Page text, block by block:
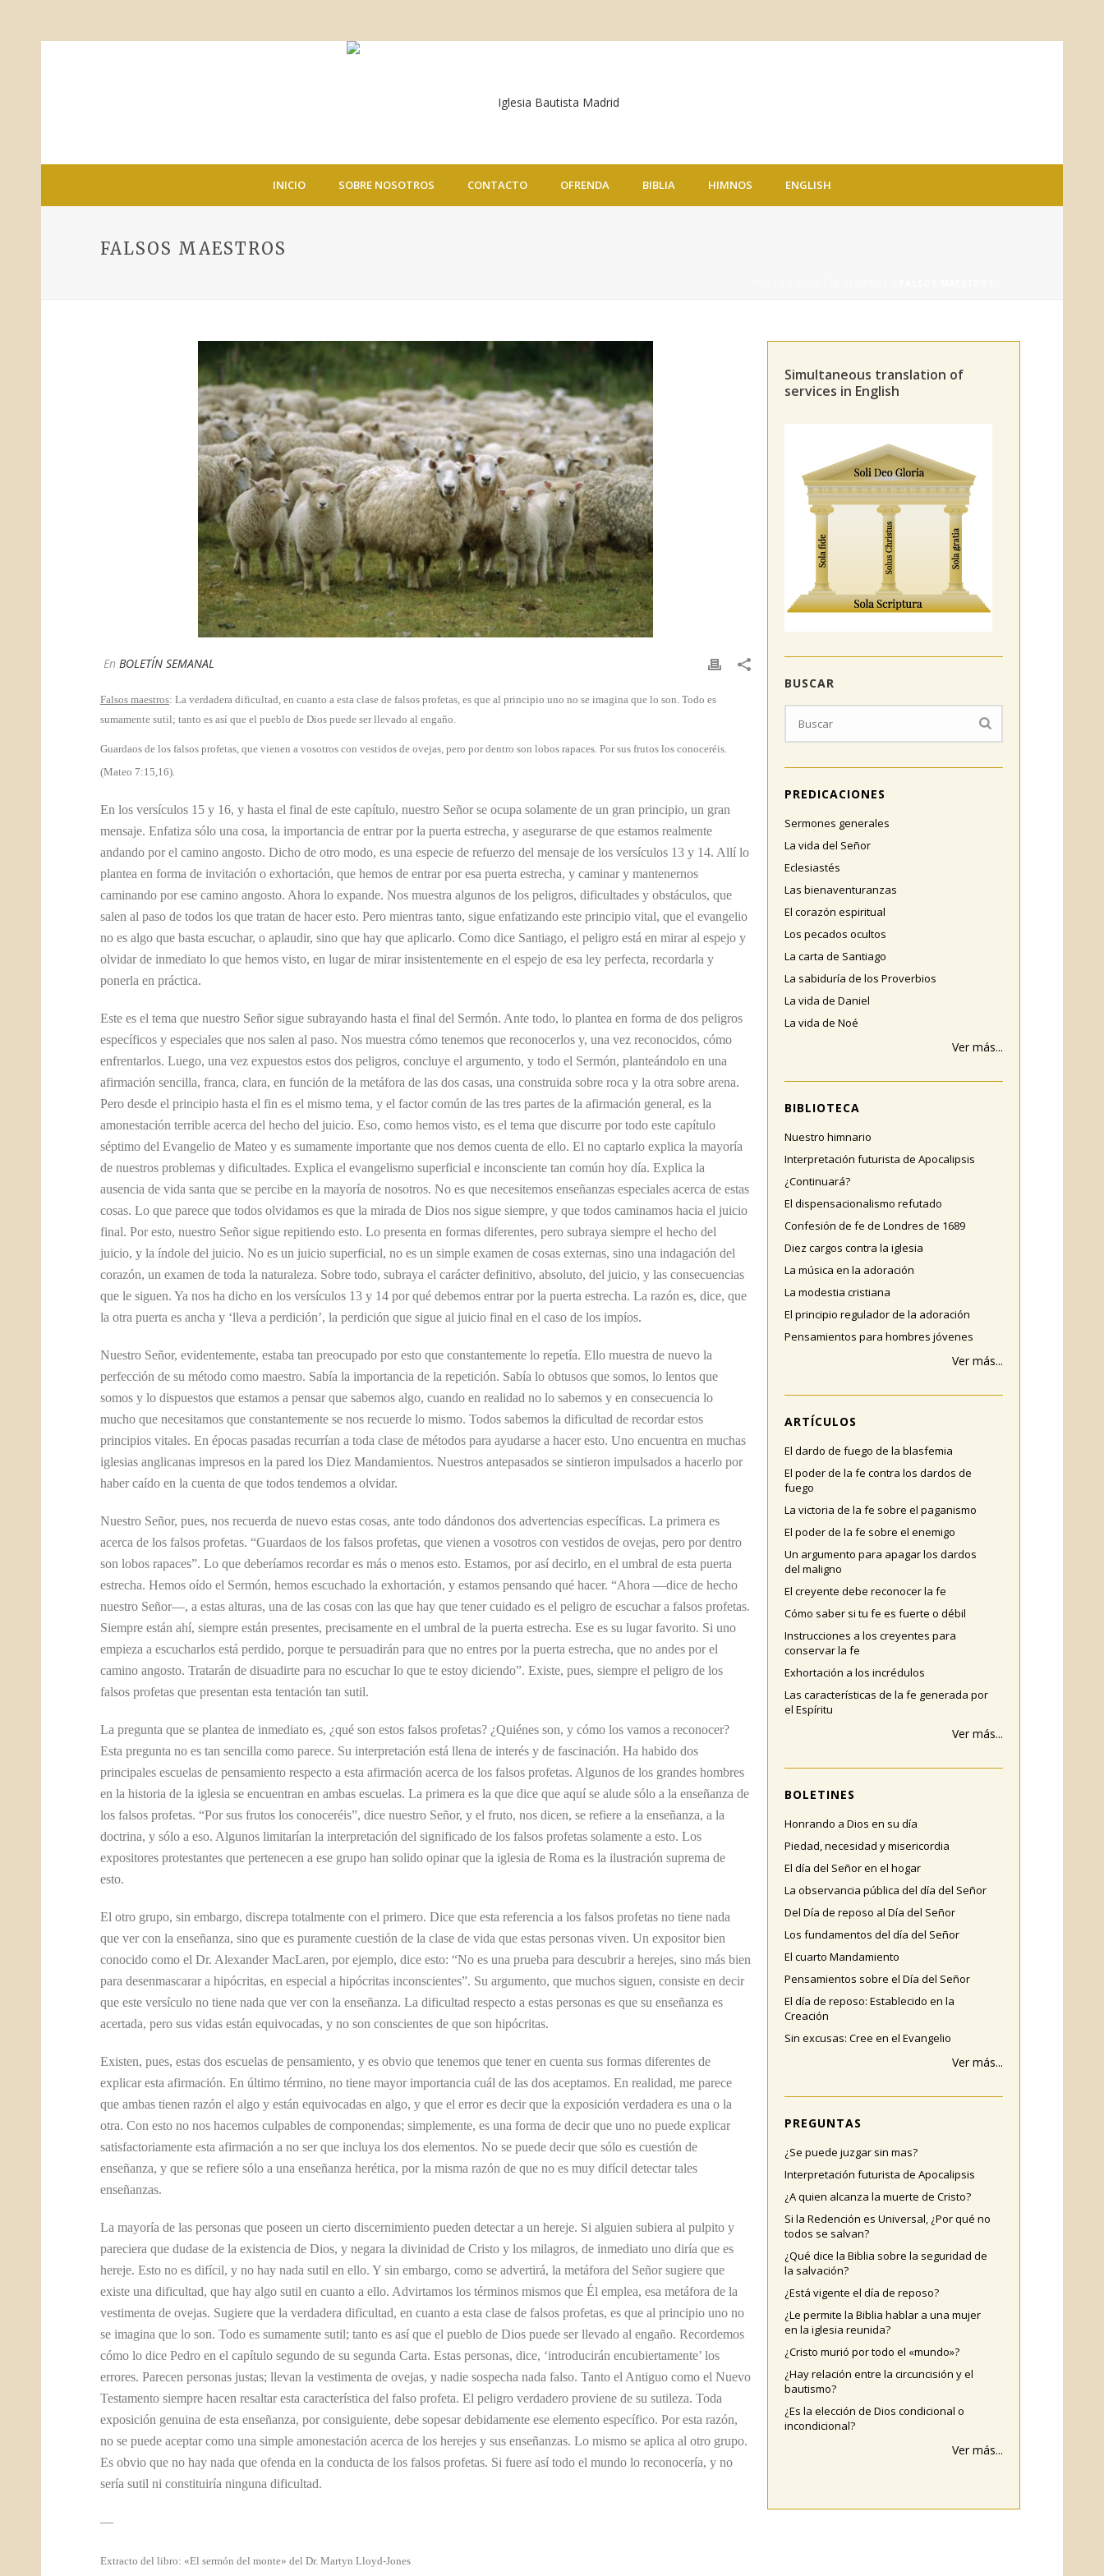
INICIO SOBRE NOSOTROS CONTACTO OFRENDA BIBLIA HIMNOS ENGLISH
FALSOS MAESTROS
En BOLETÍN SEMANAL
​Falsos maestros: La verdadera dificultad, en cuanto a esta clase de falsos profetas, es que al principio uno no se imagina que lo son. Todo es
sumamente sutil; tanto es así que el pueblo de Dios puede ser llevado al engaño.
​Guardaos de los falsos profetas, que vienen a vosotros con vestidos de ovejas, pero por dentro son lobos rapaces. Por sus frutos los conoceréis.
(Mateo 7:15,16).
En los versículos 15 y 16, y hasta el final de este capítulo, nuestro Señor se ocupa solamente de un gran principio, un gran
mensaje. Enfatiza sólo una cosa, la importancia de entrar por la puerta estrecha, y asegurarse de que estamos realmente
andando por el camino angosto. Dicho de otro modo, es una especie de refuerzo del mensaje de los versículos 13 y 14. Allí lo
plantea en forma de invitación o exhortación, que hemos de entrar por esa puerta estrecha, y caminar y mantenernos
caminando por ese camino angosto. Ahora lo expande. Nos muestra algunos de los peligros, dificultades y obstáculos, que
salen al paso de todos los que tratan de hacer esto. Pero mientras tanto, sigue enfatizando este principio vital, que el evangelio
no es algo que basta escuchar, o aplaudir, sino que hay que aplicarlo. Como dice Santiago, el peligro está en mirar al espejo y
olvidar de inmediato lo que hemos visto, en lugar de mirar insistentemente en el espejo de esa ley perfecta, recordarla y
ponerla en práctica.
Este es el tema que nuestro Señor sigue subrayando hasta el final del Sermón. Ante todo, lo plantea en forma de dos peligros
específicos y especiales que nos salen al paso. Nos muestra cómo tenemos que reconocerlos y, una vez reconocidos, cómo
enfrentarlos. Luego, una vez expuestos estos dos peligros, concluye el argumento, y todo el Sermón, planteándolo en una
afirmación sencilla, franca, clara, en función de la metáfora de las dos casas, una construida sobre roca y la otra sobre arena.
Pero desde el principio hasta el fin es el mismo tema, y el factor común de las tres partes de la afirmación general, es la
amonestación terrible acerca del hecho del juicio. Eso, como hemos visto, es el tema que discurre por todo este capítulo
séptimo del Evangelio de Mateo y es sumamente importante que nos demos cuenta de ello. El no captarlo explica la mayoría
de nuestros problemas y dificultades. Explica el evangelismo superficial e inconsciente tan común hoy día. Explica la
ausencia de vida santa que se percibe en la mayoría de nosotros. No es que necesitemos enseñanzas especiales acerca de estas
cosas. Lo que parece que todos olvidamos es que la mirada de Dios nos sigue siempre, y que todos caminamos hacia el juicio
final. Por esto, nuestro Señor sigue repitiendo esto. Lo presenta en formas diferentes, pero subraya siempre el hecho del
juicio, y la índole del juicio. No es un juicio superficial, no es un simple examen de cosas externas, sino una indagación del
corazón, un examen de toda la naturaleza. Sobre todo, subraya el carácter definitivo, absoluto, del juicio, y las consecuencias
que le siguen. Ya nos ha dicho en los versículos 13 y 14 por qué debemos entrar por la puerta estrecha. La razón es, dice, que
la otra puerta es ancha y ‘lleva a perdición’, la perdición que sigue al juicio final en el caso de los impíos.
Nuestro Señor, evidentemente, estaba tan preocupado por esto que constantemente lo repetía. Ello muestra de nuevo la
perfección de su método como maestro. Sabía la importancia de la repetición. Sabía lo obtusos que somos, lo lentos que
somos y lo dispuestos que estamos a pensar que sabemos algo, cuando en realidad no lo sabemos y en consecuencia lo
mucho que necesitamos que constantemente se nos recuerde lo mismo. Todos sabemos la dificultad de recordar estos
principios vitales. En épocas pasadas recurrían a toda clase de métodos para ayudarse a hacer esto. Uno encuentra en muchas
iglesias anglicanas impresos en la pared los Diez Mandamientos. Nuestros antepasados se sintieron impulsados a hacerlo por
haber caído en la cuenta de que todos tendemos a olvidar.
Nuestro Señor, pues, nos recuerda de nuevo estas cosas, ante todo dándonos dos advertencias específicas. La primera es
acerca de los falsos profetas. “Guardaos de los falsos profetas, que vienen a vosotros con vestidos de ovejas, pero por dentro
son lobos rapaces”. Lo que deberíamos recordar es más o menos esto. Estamos, por así decirlo, en el umbral de esta puerta
estrecha. Hemos oído el Sermón, hemos escuchado la exhortación, y estamos pensando qué hacer. “Ahora —dice de hecho
nuestro Señor—, a estas alturas, una de las cosas con las que hay que tener cuidado es el peligro de escuchar a falsos profetas.
Siempre están ahí, siempre están presentes, precisamente en el umbral de la puerta estrecha. Ese es su lugar favorito. Si uno
empieza a escucharlos está perdido, porque te persuadirán para que no entres por la puerta estrecha, que no andes por el
camino angosto. Tratarán de disuadirte para no escuchar lo que te estoy diciendo”. Existe, pues, siempre el peligro de los
falsos profetas que presentan esta tentación tan sutil.
La pregunta que se plantea de inmediato es, ¿qué son estos falsos profetas? ¿Quiénes son, y cómo los vamos a reconocer?
Esta pregunta no es tan sencilla como parece. Su interpretación está llena de interés y de fascinación. Ha habido dos
principales escuelas de pensamiento respecto a esta afirmación acerca de los falsos profetas. Algunos de los grandes hombres
en la historia de la iglesia se encuentran en ambas escuelas. La primera es la que dice que aquí se alude sólo a la enseñanza de
los falsos profetas. “Por sus frutos los conoceréis”, dice nuestro Señor, y el fruto, nos dicen, se refiere a la enseñanza, a la
doctrina, y sólo a eso. Algunos limitarían la interpretación del significado de los falsos profetas solamente a esto. Los
expositores protestantes que pertenecen a ese grupo han solido opinar que la iglesia de Roma es la ilustración suprema de
esto.
El otro grupo, sin embargo, discrepa totalmente con el primero. Dice que esta referencia a los falsos profetas no tiene nada
que ver con la enseñanza, sino que es puramente cuestión de la clase de vida que estas personas viven. Un expositor bien
conocido como el Dr. Alexander MacLaren, por ejemplo, dice esto: “No es una prueba para descubrir a herejes, sino más bien
para desenmascarar a hipócritas, en especial a hipócritas inconscientes”. Su argumento, que muchos siguen, consiste en decir
que este versículo no tiene nada que ver con la enseñanza. La dificultad respecto a estas personas es que su enseñanza es
acertada, pero sus vidas están equivocadas, y no son conscientes de que son hipócritas.
Existen, pues, estas dos escuelas de pensamiento, y es obvio que tenemos que tener en cuenta sus formas diferentes de
explicar esta afirmación. En último término, no tiene mayor importancia cuál de las dos aceptamos. En realidad, me parece
que ambas tienen razón el algo y están equivocadas en algo, y que el error es decir que la exposición verdadera es una o la
otra. Con esto no nos hacemos culpables de componendas; simplemente, es una forma de decir que uno no puede explicar
satisfactoriamente esta afirmación a no ser que incluya los dos elementos. No se puede decir que sólo es cuestión de
enseñanza, y que se refiere sólo a una enseñanza herética, por la misma razón de que no es muy difícil detectar tales
enseñanzas.
La mayoría de las personas que poseen un cierto discernimiento pueden detectar a un hereje. Si alguien subiera al pulpito y
pareciera que dudase de la existencia de Dios, y negara la divinidad de Cristo y los milagros, de inmediato uno diría que es
hereje. Esto no es difícil, y no hay nada sutil en ello. Y sin embargo, como se advertirá, la metáfora del Señor sugiere que
existe una dificultad, que hay algo sutil en cuanto a ello. Advirtamos los términos mismos que Él emplea, esa metáfora de la
vestimenta de ovejas. Sugiere que la verdadera dificultad, en cuanto a esta clase de falsos profetas, es que al principio uno no
se imagina que lo son. Todo es sumamente sutil; tanto es así que el pueblo de Dios puede ser llevado al engaño. Recordemos
cómo lo dice Pedro en el capítulo segundo de su segunda Carta. Estas personas, dice, ‘introducirán encubiertamente’ los
errores. Parecen personas justas; llevan la vestimenta de ovejas, y nadie sospecha nada falso. Tanto el Antiguo como el Nuevo
Testamento siempre hacen resaltar esta característica del falso profeta. El peligro verdadero proviene de su sutileza. Toda
exposición genuina de esta enseñanza, por consiguiente, debe sopesar debidamente ese elemento específico. Por esta razón,
no se puede aceptar como una simple amonestación acerca de los herejes y sus enseñanzas. Lo mismo se aplica al otro grupo.
Es obvio que no hay nada que ofenda en la conducta de los falsos profetas. Si fuere así todo el mundo lo reconocería, y no
sería sutil ni constituiría ninguna dificultad.
—
Extracto del libro: «El sermón del monte» del Dr. Martyn Lloyd-Jones
Simultaneous translation of
services in English
BUSCAR
PREDICACIONES
Sermones generales
La vida del Señor
Eclesiastés
Las bienaventuranzas
El corazón espiritual
Los pecados ocultos
La carta de Santiago
La sabiduría de los Proverbios
La vida de Daniel
La vida de Noé
Ver más...
BIBLIOTECA
Nuestro himnario
Interpretación futurista de Apocalipsis
¿Continuará?
El dispensacionalismo refutado
Confesión de fe de Londres de 1689
Diez cargos contra la iglesia
La música en la adoración
La modestia cristiana
El principio regulador de la adoración
Pensamientos para hombres jóvenes
Ver más...
ARTÍCULOS
El dardo de fuego de la blasfemia
El poder de la fe contra los dardos de
fuego
La victoria de la fe sobre el paganismo
El poder de la fe sobre el enemigo
Un argumento para apagar los dardos
del maligno
El creyente debe reconocer la fe
Cómo saber si tu fe es fuerte o débil
Instrucciones a los creyentes para
conservar la fe
Exhortación a los incrédulos
Las características de la fe generada por
el Espíritu
Ver más...
BOLETINES
Honrando a Dios en su día
Piedad, necesidad y misericordia
El día del Señor en el hogar
La observancia pública del día del Señor
Del Día de reposo al Día del Señor
Los fundamentos del día del Señor
El cuarto Mandamiento
Pensamientos sobre el Día del Señor
El día de reposo: Establecido en la
Creación
Sin excusas: Cree en el Evangelio
Ver más...
PREGUNTAS
¿Se puede juzgar sin mas?
Interpretación futurista de Apocalipsis
¿A quien alcanza la muerte de Cristo?
Si la Redención es Universal, ¿Por qué no
todos se salvan?
¿Qué dice la Biblia sobre la seguridad de
la salvación?
¿Está vigente el día de reposo?
¿Le permite la Biblia hablar a una mujer
en la iglesia reunida?
¿Cristo murió por todo el «mundo»?
¿Hay relación entre la circuncisión y el
bautismo?
¿Es la elección de Dios condicional o
incondicional?
Ver más...